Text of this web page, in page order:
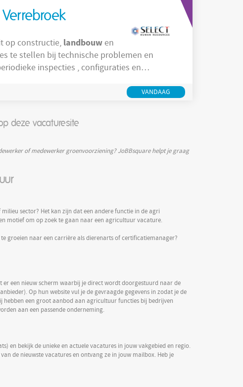
uit op constructie, landbouwen
VANDAAG
deze vacaturesite
of medewerker groenvoorziening? JoBBsquare helpt je graag
sector? Het kan zijn dat een andere functie in de agri
motief om op zoek te gaan naar een agricultuur vacature.
groeien naar een carrière als dierenarts of certificatiemanager?
een nieuw scherm waarbij je direct wordt doorgestuurd naar de
Op hun website vul je de gevraagde gegevens in zodat je de
een groot aanbod aan agricultuur functies bij bedrijven
aan een passende onderneming.
en bekijk de unieke en actuele vacatures in jouw vakgebied en regio.
de nieuwste vacatures en ontvang ze in jouw mailbox. Heb je